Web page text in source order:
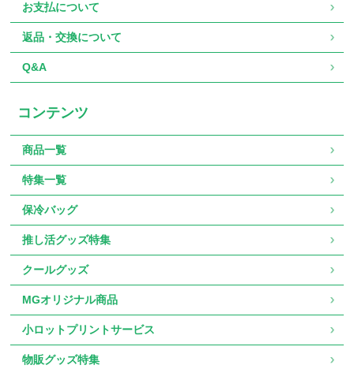
お支払について
返品・交換について
Q&A
コンテンツ
商品一覧
特集一覧
保冷バッグ
推し活グッズ特集
クールグッズ
MGオリジナル商品
小ロットプリントサービス
物販グッズ特集